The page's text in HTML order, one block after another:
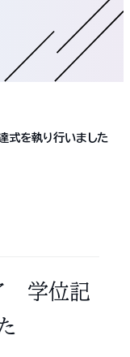
式を執り行いました
学位記